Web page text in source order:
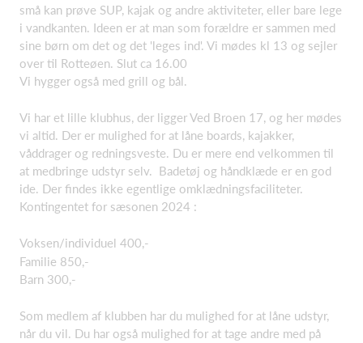
små kan prøve SUP, kajak og andre aktiviteter, eller bare lege
i vandkanten. Ideen er at man som forældre er sammen med
sine børn om det og det 'leges ind'. Vi mødes kl 13 og sejler
over til Rotteøen. Slut ca 16.00
Vi hygger også med grill og bål.
Vi har et lille klubhus, der ligger Ved Broen 17, og her mødes
vi altid. Der er mulighed for at låne boards, kajakker,
våddrager og redningsveste. Du er mere end velkommen til
at medbringe udstyr selv. Badetøj og håndklæde er en god
ide. Der findes ikke egentlige omklædningsfaciliteter.
Kontingentet for sæsonen 2024 :
Voksen/individuel 400,-
Familie 850,-
Barn 300,-
Som medlem af klubben har du mulighed for at låne udstyr,
når du vil. Du har også mulighed for at tage andre med på